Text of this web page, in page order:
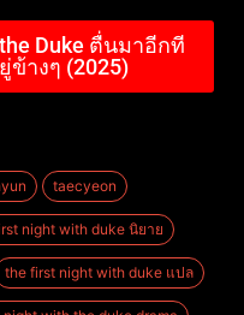
Duke ตื่นมาอีกที
ข้างๆ (2025)
taecyeon
night with duke นิยาย
the first night with duke แปล